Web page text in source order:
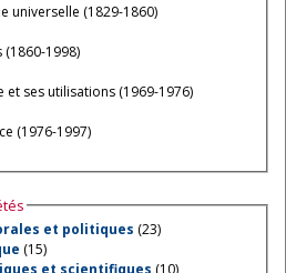
universelle (1829-1860)
(1860-1998)
ses utilisations (1969-1976)
(1976-1997)
et politiques (23)
(15)
et scientifiques (10)